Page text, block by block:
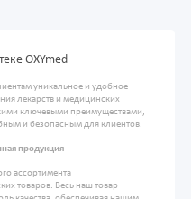
OXYmed
уникальное и удобное
лекарств и медицинских
ключевыми преимуществами,
и безопасным для клиентов.
продукция
ассортимента
товаров. Весь наш товар